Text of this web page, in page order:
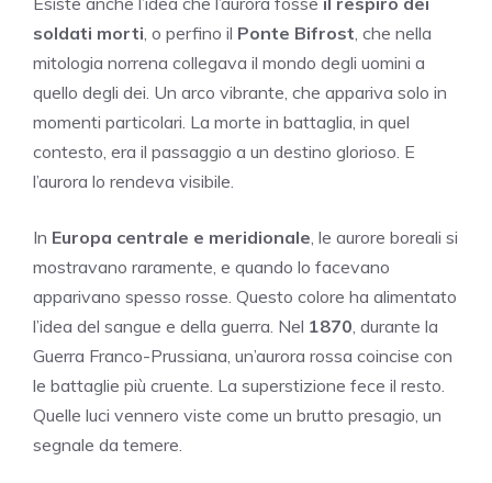
soldati morti, o perfino il Ponte Bifrost, che nella
mitologia norrena collegava il mondo degli uomini a
quello degli dei. Un arco vibrante, che appariva solo in
momenti particolari. La morte in battaglia, in quel
contesto, era il passaggio a un destino glorioso. E
l’aurora lo rendeva visibile.
In Europa centrale e meridionale, le aurore boreali si
mostravano raramente, e quando lo facevano
apparivano spesso rosse. Questo colore ha alimentato
l’idea del sangue e della guerra. Nel 1870, durante la
Guerra Franco-Prussiana, un’aurora rossa coincise con
le battaglie più cruente. La superstizione fece il resto.
Quelle luci vennero viste come un brutto presagio, un
segnale da temere.